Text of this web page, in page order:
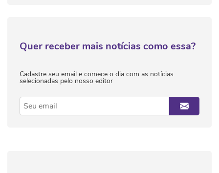
Quer receber mais notícias como essa?
Cadastre seu email e comece o dia com as notícias
selecionadas pelo nosso editor